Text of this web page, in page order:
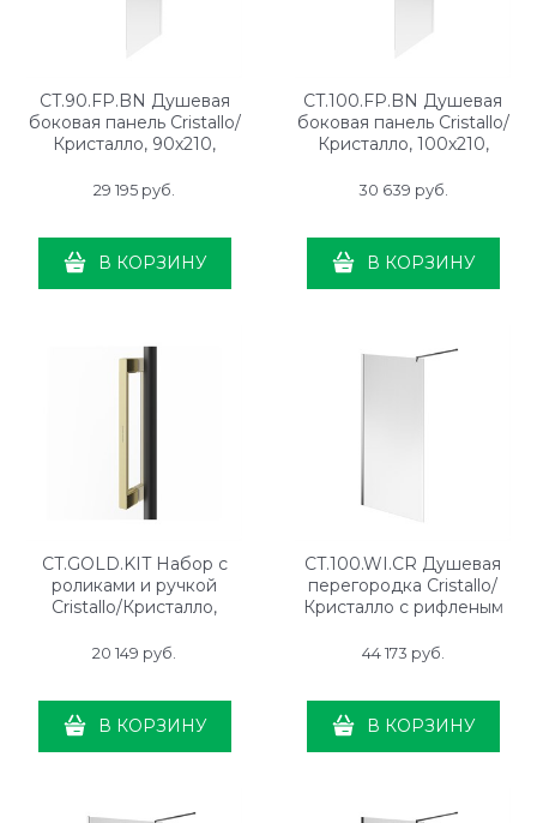
CT.90.FP.BN Душевая
боковая панель Cristallo/
Кристалло, 90х210,
29 195 руб.
В КОРЗИНУ
CT.100.FP.BN Душевая
боковая панель Cristallo/
Кристалло, 100х210,
30 639 руб.
В КОРЗИНУ
CT.GOLD.KIT Набор с
роликами и ручкой
Cristallo/Кристалло,
20 149 руб.
В КОРЗИНУ
CT.100.WI.CR Душевая
перегородка Cristallo/
Кристалло с рифленым
44 173 руб.
В КОРЗИНУ